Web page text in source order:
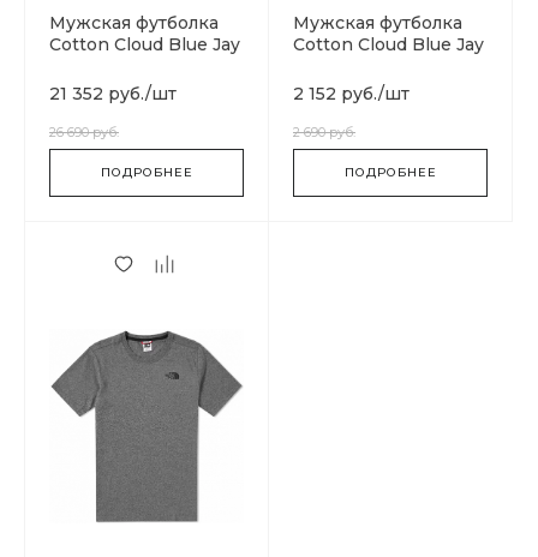
Мужская футболка
Cotton Cloud Blue Jay
21 352 руб./шт
26 690 руб.
ПОДРОБНЕЕ
Мужская футболка
Cotton Cloud Blue Jay
2 152 руб./шт
2 690 руб.
ПОДРОБНЕЕ